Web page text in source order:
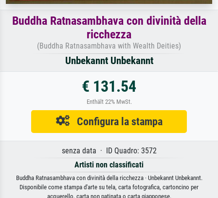
Buddha Ratnasambhava con divinità della
ricchezza
(Buddha Ratnasambhava with Wealth Deities)
Unbekannt Unbekannt
€ 131.54
Enthält 22% MwSt.
Configura la stampa
senza data · ID Quadro: 3572
Artisti non classificati
Buddha Ratnasambhava con divinità della ricchezza · Unbekannt Unbekannt.
Disponibile come stampa d'arte su tela, carta fotografica, cartoncino per
acquerello, carta non patinata o carta giapponese.